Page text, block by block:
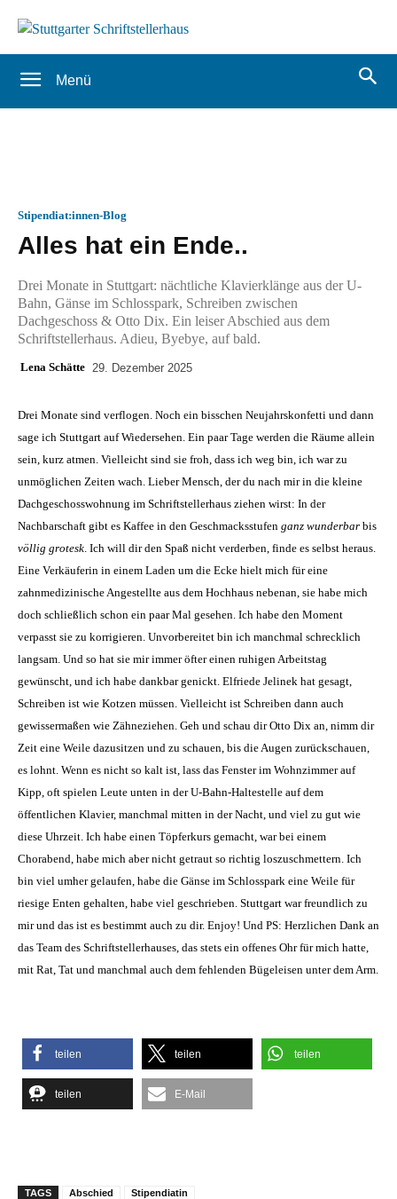
Menü
Stipendiat:innen-Blog
Alles hat ein Ende..
Drei Monate in Stuttgart: nächtliche Klavierklänge aus der U-
Bahn, Gänse im Schlosspark, Schreiben zwischen
Dachgeschoss & Otto Dix. Ein leiser Abschied aus dem
Schriftstellerhaus. Adieu, Byebye, auf bald.
Lena Schätte 29. Dezember 2025
Drei Monate sind verflogen. Noch ein bisschen Neujahrskonfetti und dann
sage ich Stuttgart auf Wiedersehen. Ein paar Tage werden die Räume allein
sein, kurz atmen. Vielleicht sind sie froh, dass ich weg bin, ich war zu
unmöglichen Zeiten wach. Lieber Mensch, der du nach mir in die kleine
Dachgeschosswohnung im Schriftstellerhaus ziehen wirst: In der
Nachbarschaft gibt es Kaffee in den Geschmacksstufen ganz wunderbar bis
völlig grotesk . Ich will dir den Spaß nicht verderben, finde es selbst heraus.
Eine Verkäuferin in einem Laden um die Ecke hielt mich für eine
zahnmedizinische Angestellte aus dem Hochhaus nebenan, sie habe mich
doch schließlich schon ein paar Mal gesehen. Ich habe den Moment
verpasst sie zu korrigieren. Unvorbereitet bin ich manchmal schrecklich
langsam. Und so hat sie mir immer öfter einen ruhigen Arbeitstag
gewünscht, und ich habe dankbar genickt. Elfriede Jelinek hat gesagt,
Schreiben ist wie Kotzen müssen. Vielleicht ist Schreiben dann auch
gewissermaßen wie Zähneziehen. Geh und schau dir Otto Dix an, nimm dir
Zeit eine Weile dazusitzen und zu schauen, bis die Augen zurückschauen,
es lohnt. Wenn es nicht so kalt ist, lass das Fenster im Wohnzimmer auf
Kipp, oft spielen Leute unten in der U-Bahn-Haltestelle auf dem
öffentlichen Klavier, manchmal mitten in der Nacht, und viel zu gut wie
diese Uhrzeit. Ich habe einen Töpferkurs gemacht, war bei einem
Chorabend, habe mich aber nicht getraut so richtig loszuschmettern. Ich
bin viel umher gelaufen, habe die Gänse im Schlosspark eine Weile für
riesige Enten gehalten, habe viel geschrieben. Stuttgart war freundlich zu
mir und das ist es bestimmt auch zu dir. Enjoy! Und PS: Herzlichen Dank an
das Team des Schriftstellerhauses, das stets ein offenes Ohr für mich hatte,
mit Rat, Tat und manchmal auch dem fehlenden Bügeleisen unter dem Arm.
teilen teilen teilen
teilen E-Mail
TAGS Abschied Stipendiatin